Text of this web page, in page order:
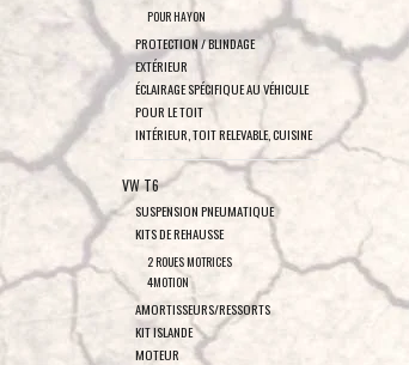
POUR HAYON
PROTECTION / BLINDAGE
EXTÉRIEUR
ÉCLAIRAGE SPÉCIFIQUE AU VÉHICULE
POUR LE TOIT
INTÉRIEUR, TOIT RELEVABLE, CUISINE
VW T6
SUSPENSION PNEUMATIQUE
KITS DE REHAUSSE
2 ROUES MOTRICES
4MOTION
AMORTISSEURS/RESSORTS
KIT ISLANDE
MOTEUR